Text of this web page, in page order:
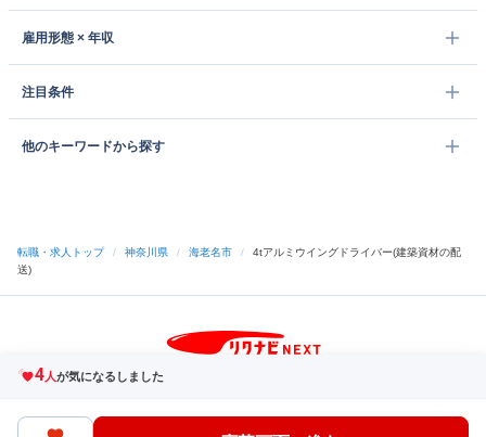
雇用形態 × 年収
注目条件
他のキーワードから探す
4人が気になるしました
転職・求人トップ / 神奈川県 / 海老名市 /
4tアルミウイングドライバー(建築資材の配
送)
中途採用をご検討の企業様